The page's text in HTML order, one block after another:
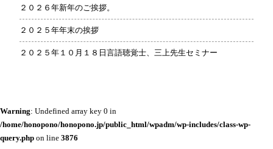
２０２６年新年のご挨拶。
２０２５年年末の挨拶
２０２５年１０月１８日言語聴覚士、三上先生セミナー
Warning: Undefined array key 0 in
/home/honopono/honopono.jp/public_html/wpadm/wp-includes/class-wp-
query.php on line 3876